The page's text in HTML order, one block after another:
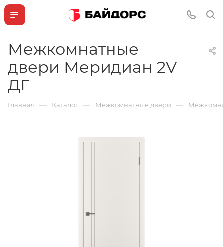
Межкомнатные
двери Меридиан 2V
ДГ
Главная — Каталог — Межкомнатные двери —